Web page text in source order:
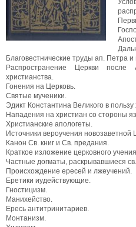
Благовестнические труды ап. Петра и
Распространение Церкви
христианства.
Гонения на Церковь.
Святые мученики.
Эдикт Константина Великого в пользу
Нападения на христиан со стороны
Христианские апологеты.
Источники вероучения новозаветной
Канон Св. книг и Св. предания.
Краткое изложение церковного
Частные догматы, раскрывавшиеся
Происхождение ересей и лжеучений.
Еретики иудействующие.
Гностицизм.
Манихейство.
Ересь антитринитариев.
Монтанизм.